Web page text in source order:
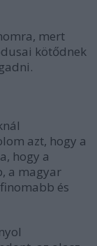
mert
kötődnek
azt, hogy a
hogy a
a magyar
és